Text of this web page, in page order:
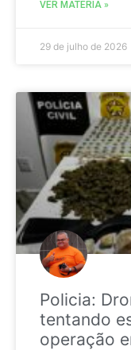
VER MATÉRIA »
29 de julho de 2026
Policia:
tentando
operação